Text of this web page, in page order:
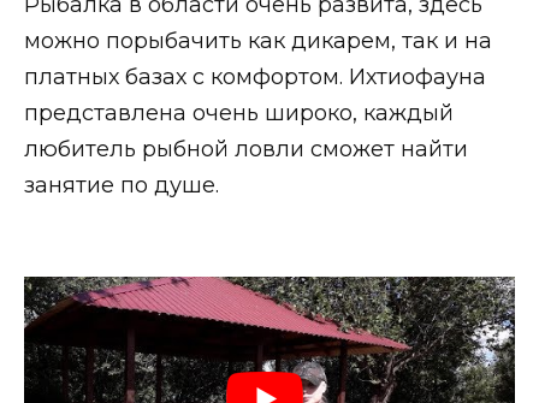
можно порыбачить как дикарем, так и на
платных базах с комфортом. Ихтиофауна
представлена очень широко, каждый
любитель рыбной ловли сможет найти
занятие по душе.